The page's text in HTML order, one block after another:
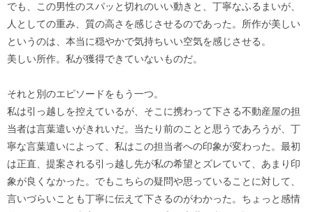
でも、この男性のスパッと切れのいい動きと、丁寧なふるまいが、
人としての重み、質の高さを感じさせるのであった。所作が美しい
というのは、本当に穏やかで気持ちいい空気を感じさせる。
美しい所作。私が獲得できていないものだ。
それと別のエピソードをもう一つ。
私は引っ越しを控えているが、そこに携わって下さる不動産屋の担
当者は言葉遣いがきれいだ。当たり前のことと思うであろうが、丁
寧な言葉遣いによって、私はこの担当者への印象が変わった。最初
は正直、提案される引っ越し先が私の希望とズレていて、あまり印
象が良くなかった。でもこちらの疑問や思っていることに対して、
言いづらいことも丁寧に伝えて下さるのがわかった。ちょっと感情